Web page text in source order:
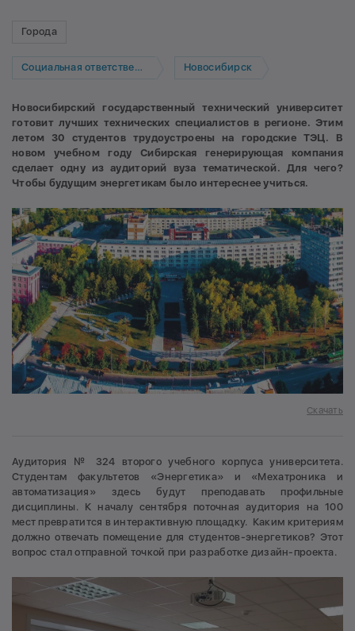
Города
Социальная ответственность Новосибирск
Новосибирский государственный технический университет
готовит лучших технических специалистов в регионе. Этим
летом 30 студентов трудоустроены на городские ТЭЦ. В
новом учебном году Сибирская генерирующая компания
сделает одну из аудиторий вуза тематической. Для чего?
Чтобы будущим энергетикам было интереснее учиться.
Скачать
Аудитория № 324 второго учебного корпуса университета.
Студентам факультетов «Энергетика» и «Мехатроника и
автоматизация» здесь будут преподавать профильные
дисциплины. К началу сентября поточная аудитория на 100
мест превратится в интерактивную площадку. Каким критериям
должно отвечать помещение для студентов-энергетиков? Этот
вопрос стал отправной точкой при разработке дизайн-проекта.